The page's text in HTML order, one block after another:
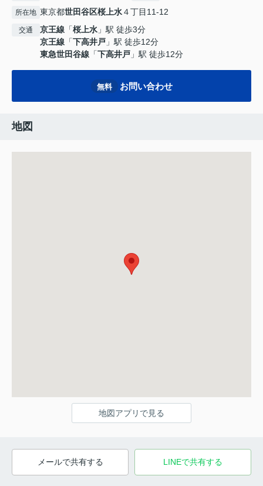
所在地 東京都世田谷区桜上水４丁目11-12
交通 京王線 「桜上水 」駅 徒歩3分
京王線 「下高井戸 」駅 徒歩12分
東急世田谷線 「下高井戸 」駅 徒歩12分
無料 お問い合わせ
地図
地図アプリで見る
メールで共有する LINEで共有する